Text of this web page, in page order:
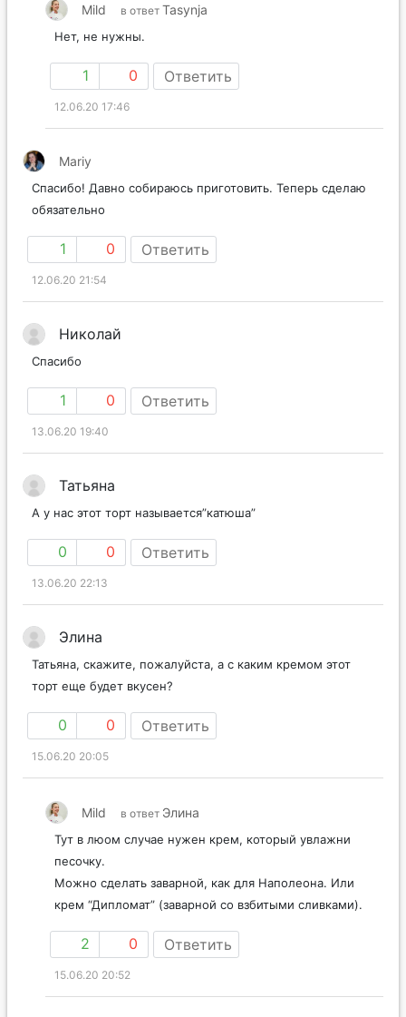
Mild в ответ Tasynja
Нет, не нужны.
1 0 Ответить
12.06.20 17:46
Mariy
Спасибо! Давно собираюсь приготовить. Теперь сделаю
обязательно
1 0 Ответить
12.06.20 21:54
Николай
Спасибо
1 0 Ответить
13.06.20 19:40
Татьяна
А у нас этот торт называется”катюша”
0 0 Ответить
13.06.20 22:13
Элина
Татьяна, скажите, пожалуйста, а с каким кремом этот
торт еще будет вкусен?
0 0 Ответить
15.06.20 20:05
Mild в ответ Элина
Тут в люом случае нужен крем, который увлажни
песочку.
Можно сделать заварной, как для Наполеона. Или
крем “Дипломат” (заварной со взбитыми сливками).
2 0 Ответить
15.06.20 20:52